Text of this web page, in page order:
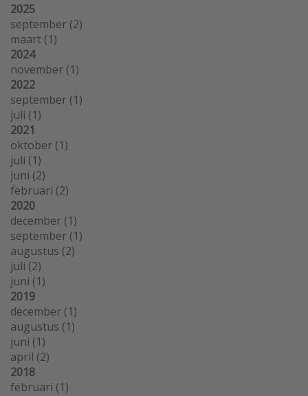
2025
september (2)
maart (1)
2024
november (1)
2022
september (1)
juli (1)
2021
oktober (1)
juli (1)
juni (2)
februari (2)
2020
december (1)
september (1)
augustus (2)
juli (2)
juni (1)
2019
december (1)
augustus (1)
juni (1)
april (2)
2018
februari (1)